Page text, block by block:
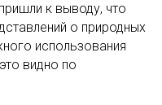
к выводу, что
о природных
использования
видно по